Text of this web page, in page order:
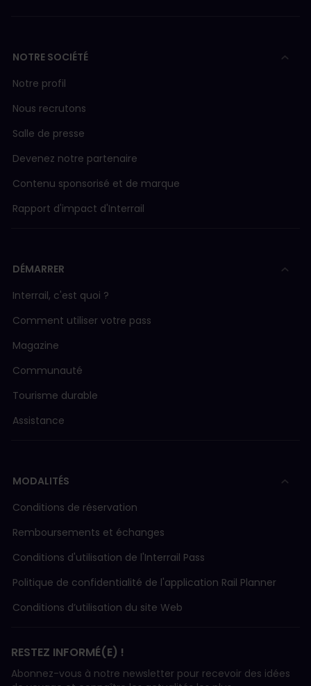
NOTRE SOCIÉTÉ
Notre profil
Nous recrutons
Salle de presse
Devenez notre partenaire
Contenu sponsorisé et de marque
Rapport d'impact d'Interrail
DÉMARRER
Interrail, c'est quoi ?
Comment utiliser votre pass
Magazine
Communauté
Tourisme durable
Assistance
MODALITÉS
Conditions de réservation
Remboursements et échanges
Conditions d'utilisation de l'Interrail Pass
Politique de confidentialité de l'application Rail Planner
Conditions d’utilisation du site Web
RESTEZ INFORMÉ(E) !
Abonnez-vous à notre newsletter pour recevoir des idées